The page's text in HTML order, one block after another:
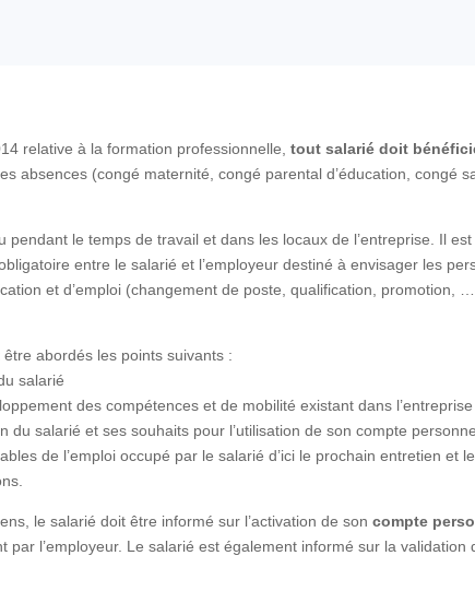
relative à la formation professionnelle, tout salarié doit
absences (congé maternité, congé parental d’éducation, congé
pendant le temps de travail et dans les locaux de l’entreprise. Il
entre le salarié et l’employeur destiné à envisager les
et d’emploi (changement de poste, qualification, promotion,
être abordés les points suivants :
salarié
des compétences et de mobilité existant dans l’entreprise
du salarié et ses souhaits pour l’utilisation de son compte
de l’emploi occupé par le salarié d’ici le prochain entretien et
le salarié doit être informé sur l’activation de son compte
par l’employeur. Le salarié est également informé sur la validation